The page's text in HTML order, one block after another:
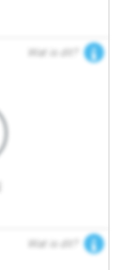
Wat is dit?
Wat is dit?